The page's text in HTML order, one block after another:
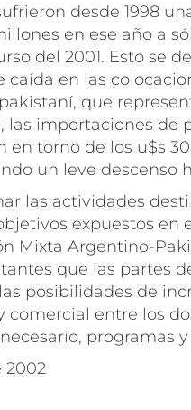
desde 1998
en ese año a
del 2001. Esto se
caída en las
que
las importaciones de
en torno de los u$s
un leve descenso
las actividades
expuestos en
Mixta Argentino-
que las partes
posibilidades de
comercial entre los
programas
2002